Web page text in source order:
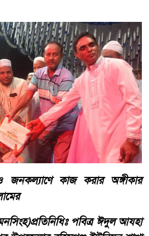
জনকল্যাণে কাজ করার অঙ্গীকার
পবিত্র ঈদুল আযহা